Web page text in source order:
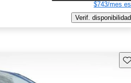
$743/mes
Verif. disponibilidad